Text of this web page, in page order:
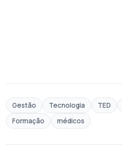
Gestão Tecnologia TED
Formação
médicos